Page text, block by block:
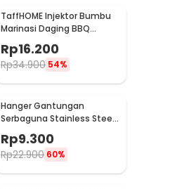
TaffHOME Injektor Bumbu
Marinasi Daging BBQ
Seasoning Injector - HC117
Rp16.200
Rp34.900 54%
Hanger Gantungan
Serbaguna Stainless Steel
10 PCS - M127105
Rp9.300
Rp22.900 60%